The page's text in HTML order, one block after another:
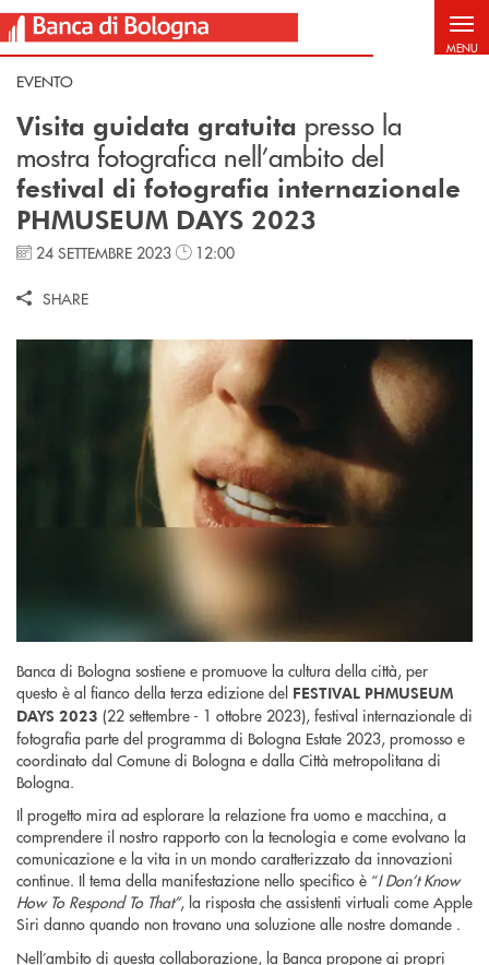
Salta al contenuto principale
MENU
EVENTO
Visita guidata gratuita presso la
mostra fotografica nell’ambito del
festival di fotografia internazionale
PHMUSEUM DAYS 2023
24 SETTEMBRE 2023 12:00
SHARE
Banca di Bologna sostiene e promuove la cultura della città, per
questo è al fianco della terza edizione del FESTIVAL PHMUSEUM
DAYS 2023 (22 settembre - 1 ottobre 2023), festival internazionale di
fotografia parte del programma di Bologna Estate 2023, promosso e
coordinato dal Comune di Bologna e dalla Città metropolitana di
Bologna.
Il progetto mira ad esplorare la relazione fra uomo e macchina, a
comprendere il nostro rapporto con la tecnologia e come evolvano la
comunicazione e la vita in un mondo caratterizzato da innovazioni
continue. Il tema della manifestazione nello specifico è “I Don’t Know
How To Respond To That”, la risposta che assistenti virtuali come Apple
Siri danno quando non trovano una soluzione alle nostre domande .
Nell’ambito di questa collaborazione, la Banca propone ai propri